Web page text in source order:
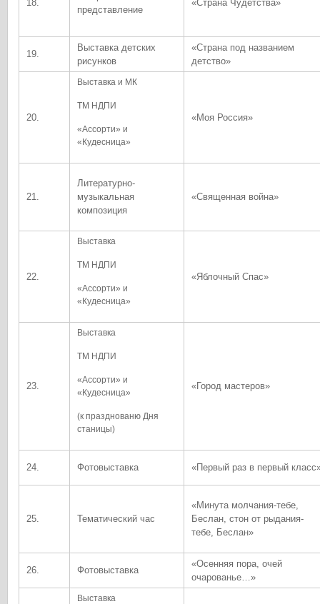
18.
представление
«Страна Чудетства»
19.
Выставка детских
рисунков
«Страна под названием
детство»
20.
Выставка и МК
ТМ НДПИ
«Ассорти» и
«Кудесница»
«Моя Россия»
21.
Литературно-
музыкальная
композиция
«Священная война»
22.
Выставка
ТМ НДПИ
«Ассорти» и
«Кудесница»
«Яблочный Спас»
23.
Выставка
ТМ НДПИ
«Ассорти» и
«Кудесница»
(к празднованю Дня
станицы)
«Город мастеров»
24. Фотовыставка «Первый раз в первый
25. Тематический час
«Минута молчания-тебе,
Беслан, стон от рыдания-
тебе, Беслан»
26. Фотовыставка
«Осенняя пора, очей
очарованье…»
Выставка